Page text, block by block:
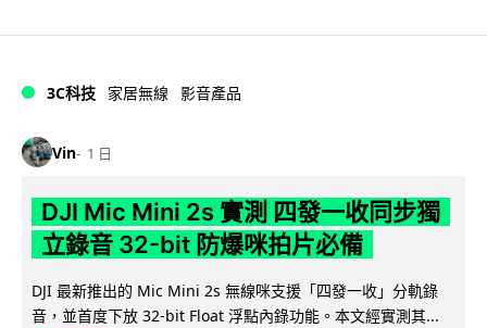
3C科技 家居無線 影音產品
Vin 1 日
DJI Mic Mini 2s 實測 四發一收同步獨
立錄音 32-bit 防爆咪拍片必備
DJI 最新推出的 Mic Mini 2s 無線咪支援「四發一收」分軌錄
音，並首度下放 32-bit Float 浮點內錄功能。本文經實測其...